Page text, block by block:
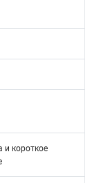
и короткое